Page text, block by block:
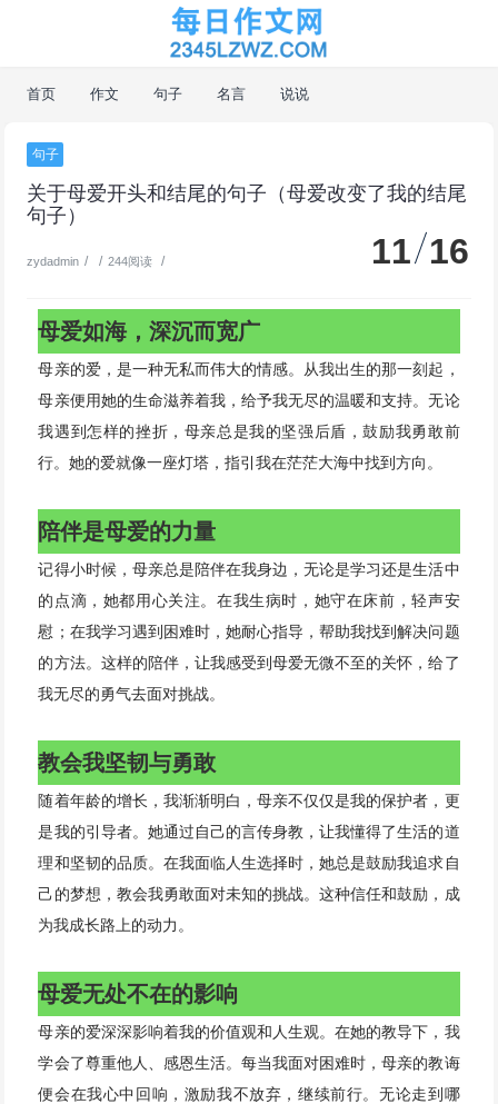
首页 作文 句子 名言 说说
句子
关于母爱开头和结尾的句子（母爱改变了我的结尾
句子）
zydadmin / / 244阅读 / 11 16
母爱如海，深沉而宽广
母亲的爱，是一种无私而伟大的情感。从我出生的那一刻起，
母亲便用她的生命滋养着我，给予我无尽的温暖和支持。无论
我遇到怎样的挫折，母亲总是我的坚强后盾，鼓励我勇敢前
行。她的爱就像一座灯塔，指引我在茫茫大海中找到方向。
陪伴是母爱的力量
记得小时候，母亲总是陪伴在我身边，无论是学习还是生活中
的点滴，她都用心关注。在我生病时，她守在床前，轻声安
慰；在我学习遇到困难时，她耐心指导，帮助我找到解决问题
的方法。这样的陪伴，让我感受到母爱无微不至的关怀，给了
我无尽的勇气去面对挑战。
教会我坚韧与勇敢
随着年龄的增长，我渐渐明白，母亲不仅仅是我的保护者，更
是我的引导者。她通过自己的言传身教，让我懂得了生活的道
理和坚韧的品质。在我面临人生选择时，她总是鼓励我追求自
己的梦想，教会我勇敢面对未知的挑战。这种信任和鼓励，成
为我成长路上的动力。
母爱无处不在的影响
母亲的爱深深影响着我的价值观和人生观。在她的教导下，我
学会了尊重他人、感恩生活。每当我面对困难时，母亲的教诲
便会在我心中回响，激励我不放弃，继续前行。无论走到哪